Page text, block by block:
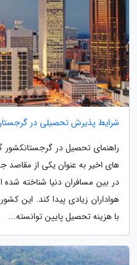
شرایط پذیرش تحصیلی در
راهنمای تحصیل در گرجستانکشور
های اخیر به عنوان یکی از
در بین مسافران دنیا شناخته
هواداران زیادی پیدا کند. این
با هزینه تحصیل پایین توانسته...